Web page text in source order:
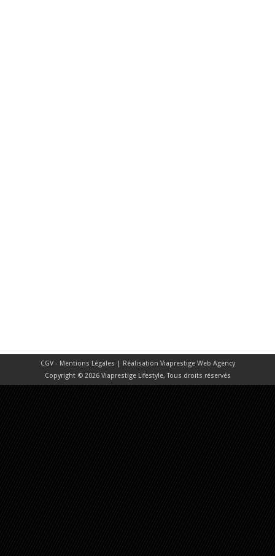
CGV - Mentions Légales | Réalisation Viaprestige Web Agency
Copyright © 2026 Viaprestige Lifestyle, Tous droits réservés